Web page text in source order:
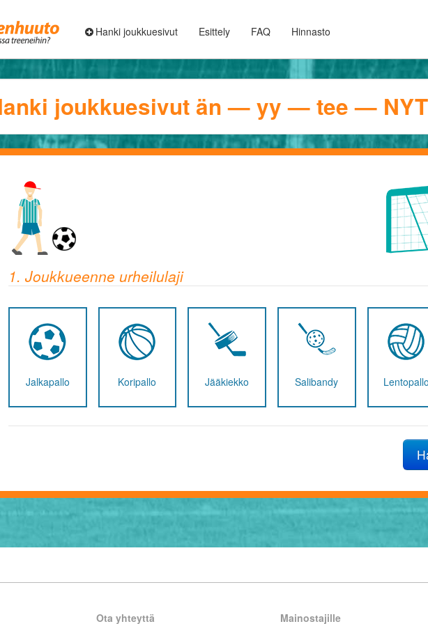
Hanki joukkuesivut Esittely FAQ Hinnasto
joukkuesivut än — yy — tee —
1. Joukkueenne urheilulaji
Jalkapallo Koripallo Jääkiekko Salibandy Lentopallo
Ota yhteyttä Mainostajille